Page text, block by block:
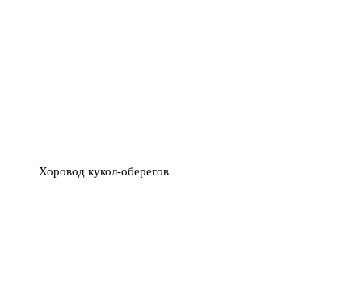
Хоровод кукол-оберегов